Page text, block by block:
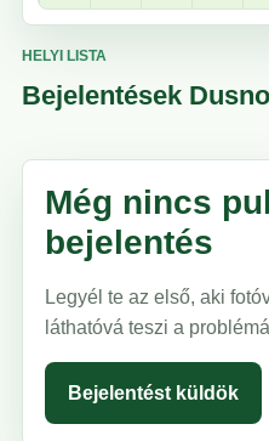
HELYI LISTA
Bejelentések
Még nincs
bejelentés
Legyél te az első, aki
láthatóvá teszi a
Bejelentést küldök